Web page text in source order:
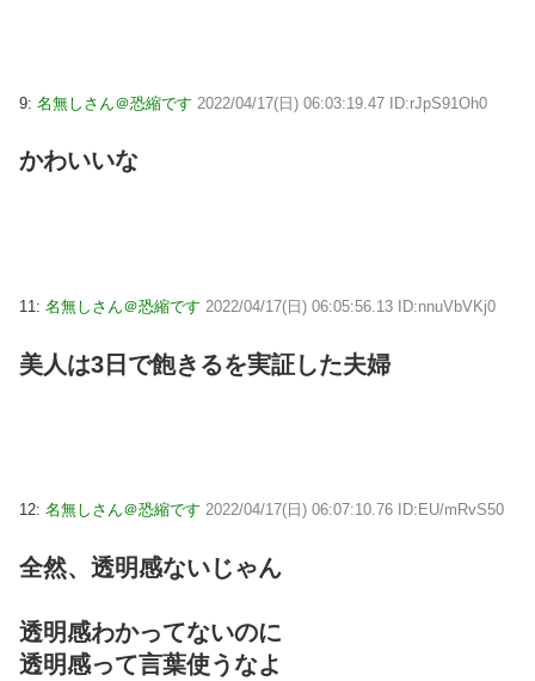
9: 名無しさん＠恐縮です 2022/04/17(日) 06:03:19.47 ID:rJpS91Oh0
かわいいな
11: 名無しさん＠恐縮です 2022/04/17(日) 06:05:56.13 ID:nnuVbVKj0
美人は3日で飽きるを実証した夫婦
12: 名無しさん＠恐縮です 2022/04/17(日) 06:07:10.76 ID:EU/mRvS50
全然、透明感ないじゃん
透明感わかってないのに
透明感って言葉使うなよ